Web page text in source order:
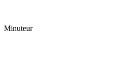
Minuteur